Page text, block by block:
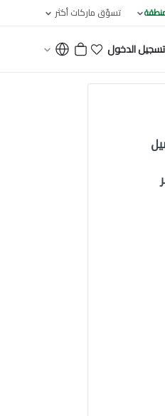
تسوّق ماركات أكثر
تسجيل الدخول